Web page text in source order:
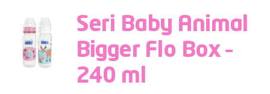
Seri Baby Animal
Bigger Flo Box –
240 ml